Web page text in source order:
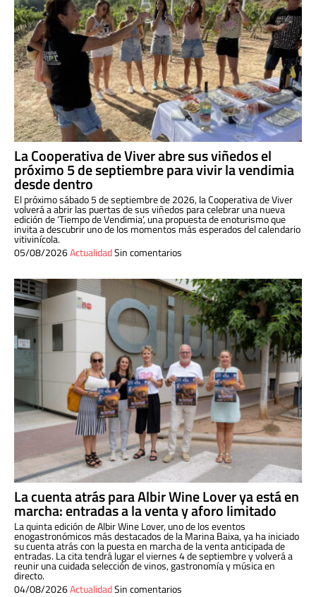
La Cooperativa de Viver abre sus viñedos el
próximo 5 de septiembre para vivir la vendimia
desde dentro
El próximo sábado 5 de septiembre de 2026, la Cooperativa de Viver
volverá a abrir las puertas de sus viñedos para celebrar una nueva
edición de ‘Tiempo de Vendimia’, una propuesta de enoturismo que
invita a descubrir uno de los momentos más esperados del calendario
vitivinícola.
05/08/2026ActualidadSin comentarios
La cuenta atrás para Albir Wine Lover ya está en
marcha: entradas a la venta y aforo limitado
La quinta edición de Albir Wine Lover, uno de los eventos
enogastronómicos más destacados de la Marina Baixa, ya ha iniciado
su cuenta atrás con la puesta en marcha de la venta anticipada de
entradas. La cita tendrá lugar el viernes 4 de septiembre y volverá a
reunir una cuidada selección de vinos, gastronomía y música en
directo.
04/08/2026ActualidadSin comentarios